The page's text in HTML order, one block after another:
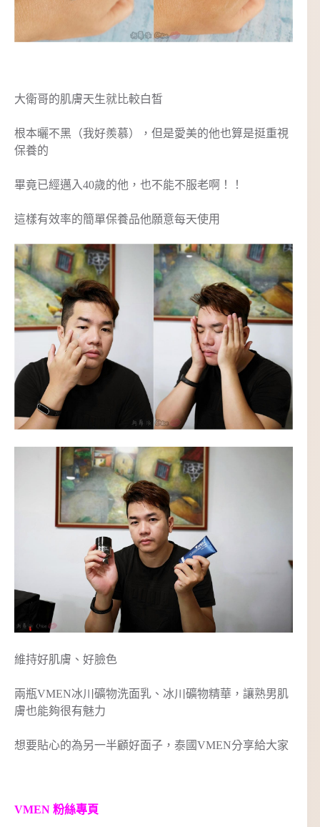
大衛哥的肌膚天生就比較白皙
根本曬不黑（我好羨慕），但是愛美的他也算是挺重視
保養的
畢竟已經邁入40歲的他，也不能不服老啊！！
這樣有效率的簡單保養品他願意每天使用
維持好肌膚、好臉色
兩瓶VMEN冰川礦物洗面乳、冰川礦物精華，讓熟男肌
膚也能夠很有魅力
想要貼心的為另一半顧好面子，泰國VMEN分享給大家
VMEN 粉絲專頁